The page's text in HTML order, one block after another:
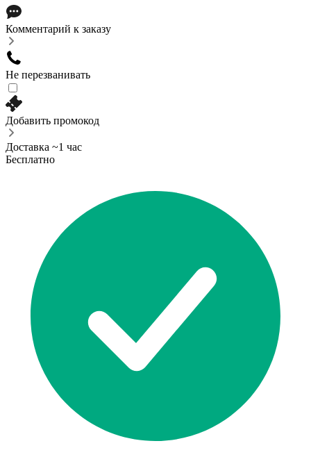
Комментарий к заказу
Не перезванивать
Добавить промокод
Доставка ~1 час
Бесплатно